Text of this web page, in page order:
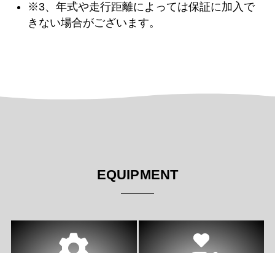
※3、年式や走行距離によっては保証に加入で
きない場合がございます。
EQUIPMENT